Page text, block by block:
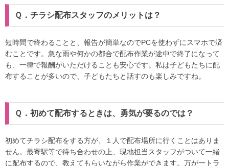
Ｑ．チラシ配布スタッフのメリットは？
短時間で終わることと、報告が簡単なのでPCを使わずにスマホで済
むことです。急な雨や何かの都合で配布作業が途中で終了になって
も、一律で報酬がいただけることも安心です。私は子どもたちに配
布することが多いので、子どもたちと話すのも楽しみですね。
Ｑ．初めて配布するときは、勇気が要るのでは？
初めてチラシ配布をする方が、１人で配布場所に行くことはありま
せん。最寄駅等で待ち合わせの上、現地担当スタッフがついて一緒
に配布するので、教えてもらいながら作業ができます。万が一トラ